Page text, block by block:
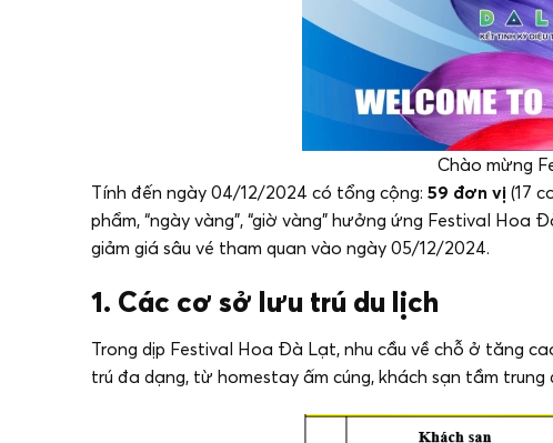
Chào mừng
Tính đến ngày 04/12/2024 có tổng cộng: 59 đơn vị (17
phẩm, “ngày vàng”, “giờ vàng” hưởng ứng Festival
giảm giá sâu vé tham quan vào ngày 05/12/2024.
1. Các cơ sở lưu trú du lịch
Trong dịp Festival Hoa Đà Lạt, nhu cầu về chỗ ở tăng
trú đa dạng, từ homestay ấm cúng, khách sạn tầm